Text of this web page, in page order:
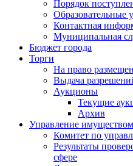
Порядок
Образовательные
Контактная
Муниципальная
Бюджет города
Торги
На право
Выдача
Аукционы
Текущие
Архив
Управление имуществом
Комитет по
Результаты
сфере